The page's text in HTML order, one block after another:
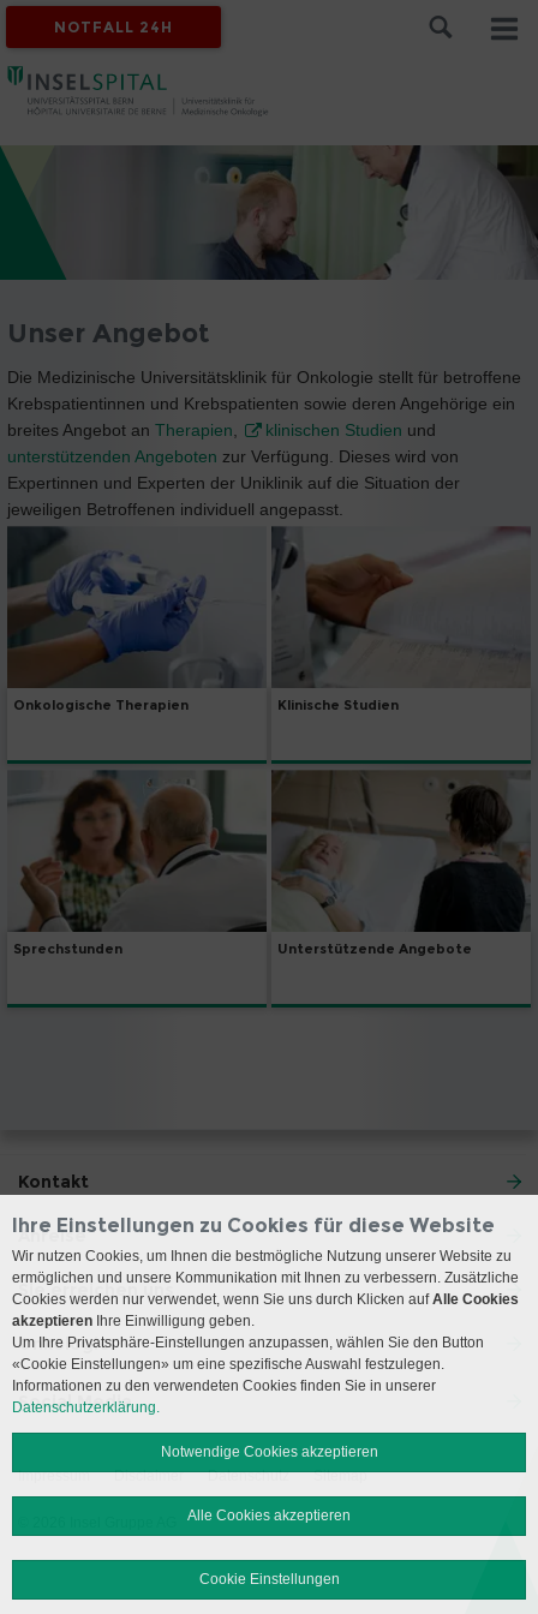
NOTFALL 24H
Unser Angebot
Die Medizinische Universitätsklinik für Onkologie stellt für betroffene
Krebspatientinnen und Krebspatienten sowie deren Angehörige ein
breites Angebot an Therapien klinischen Studien und
unterstützenden Angeboten zur Verfügung. Dieses wird von
Expertinnen und Experten der Uniklinik auf die Situation der
jeweiligen Betroffenen individuell angepasst.
Onkologische Therapien Klinische Studien
Sprechstunden Unterstützende Angebote
Kontakt
Anreise
Sie erreichen uns
Onkologie
Social Media
Impressum Disclaimer Datenschutz Sitemap
Ihre Einstellungen zu Cookies für diese Website
Wir nutzen Cookies, um Ihnen die bestmögliche Nutzung unserer Website zu
ermöglichen und unsere Kommunikation mit Ihnen zu verbessern. Zusätzliche
Cookies werden nur verwendet, wenn Sie uns durch Klicken aufAlle Cookies
akzeptieren Ihre Einwilligung geben.
Um Ihre Privatsphäre-Einstellungen anzupassen, wählen Sie den Button
«Cookie Einstellungen» um eine spezifische Auswahl festzulegen.
Informationen zu den verwendeten Cookies finden Sie in unserer
Datenschutzerklärung.
Notwendige Cookies akzeptieren
Alle Cookies akzeptieren
Cookie Einstellungen